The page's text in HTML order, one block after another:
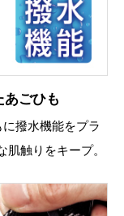
ごひも
撥水機能をプラ
触りをキープ。